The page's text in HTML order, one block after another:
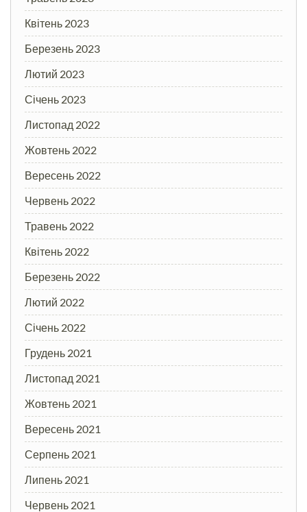
Квітень 2023
Березень 2023
Лютий 2023
Січень 2023
Листопад 2022
Жовтень 2022
Вересень 2022
Червень 2022
Травень 2022
Квітень 2022
Березень 2022
Лютий 2022
Січень 2022
Грудень 2021
Листопад 2021
Жовтень 2021
Вересень 2021
Серпень 2021
Липень 2021
Червень 2021